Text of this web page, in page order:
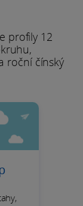
profily 12
roční čínský